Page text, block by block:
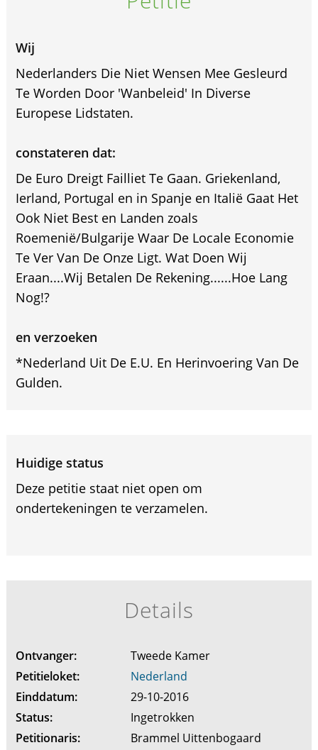
Wij
Nederlanders Die Niet Wensen Mee Gesleurd
Te Worden Door 'Wanbeleid' In Diverse
Europese Lidstaten.
constateren dat:
De Euro Dreigt Failliet Te Gaan. Griekenland,
Ierland, Portugal en in Spanje en Italië Gaat Het
Ook Niet Best en Landen zoals
Roemenië/Bulgarije Waar De Locale Economie
Te Ver Van De Onze Ligt. Wat Doen Wij
Eraan....Wij Betalen De Rekening......Hoe Lang
Nog!?
en verzoeken
*Nederland Uit De E.U. En Herinvoering Van De
Gulden.
Huidige status
Deze petitie staat niet open om
ondertekeningen te verzamelen.
Details
Ontvanger:
Tweede Kamer
Petitieloket:
Nederland
Einddatum:
29-10-2016
Status:
Ingetrokken
Petitionaris:
Brammel Uittenbogaard